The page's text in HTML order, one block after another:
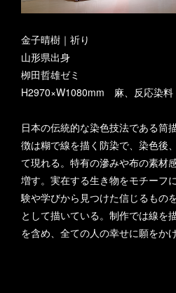
金子晴樹｜祈り
山形県出身
栁田哲雄ゼミ
H2970×W1080mm 麻、反応染料
日本の伝統的な染色技法である筒
徴は糊で線を描く防染で、染色後
て現れる。特有の滲みや布の素材
増す。実在する生き物をモチーフ
験や学びから見つけた信じるもの
として描いている。制作では線を
を含め、全ての人の幸せに願をかけ